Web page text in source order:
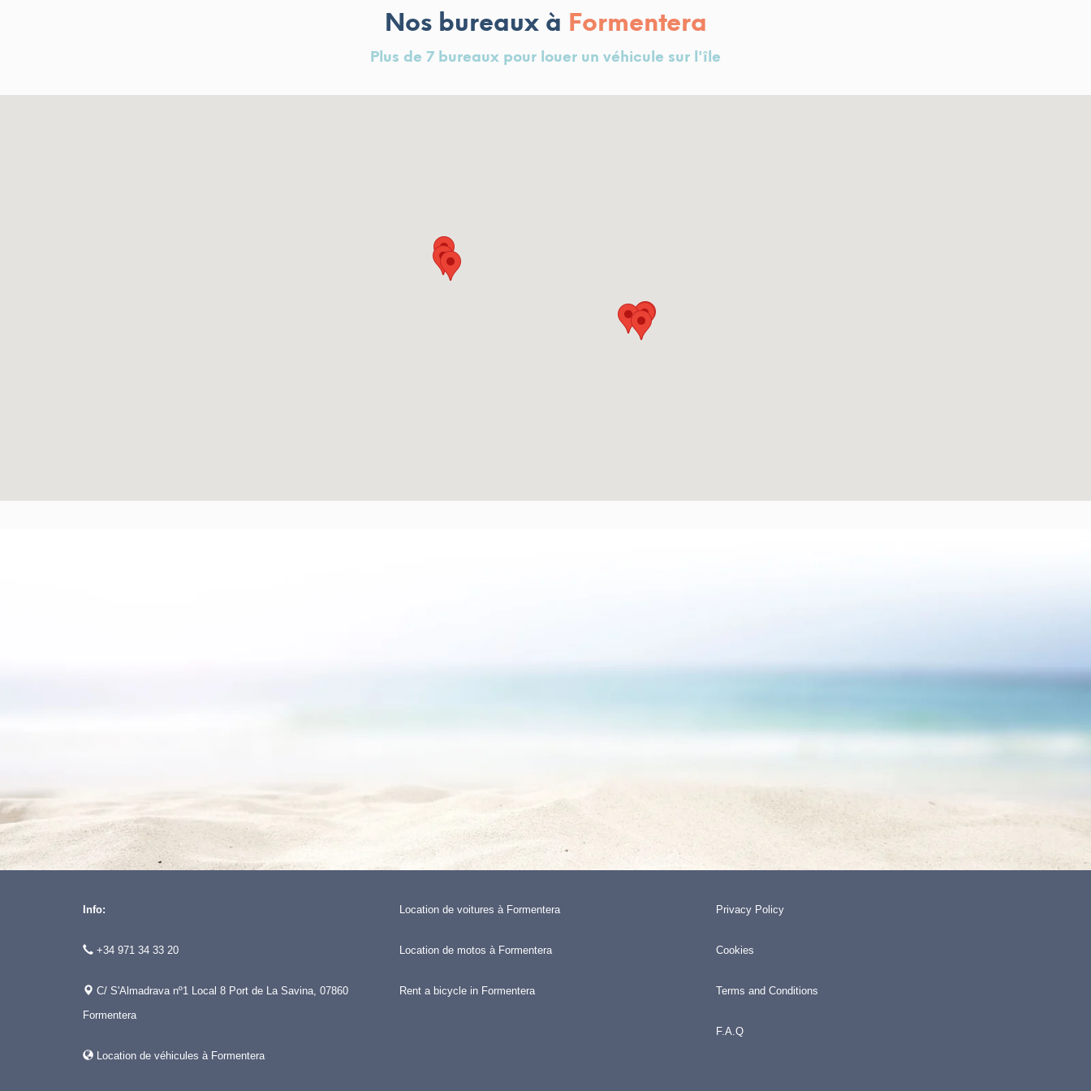
Nos bureaux à Formentera
Plus de 7 bureaux pour louer un véhicule sur l'île
Info:
+34 971 34 33 20
C/ S'Almadrava nº1 Local 8 Port de La Savina, 07860
Formentera
Location de véhicules à Formentera
Location de voitures à Formentera
Location de motos à Formentera
Rent a bicycle in Formentera
Privacy Policy
Cookies
Terms and Conditions
F.A.Q